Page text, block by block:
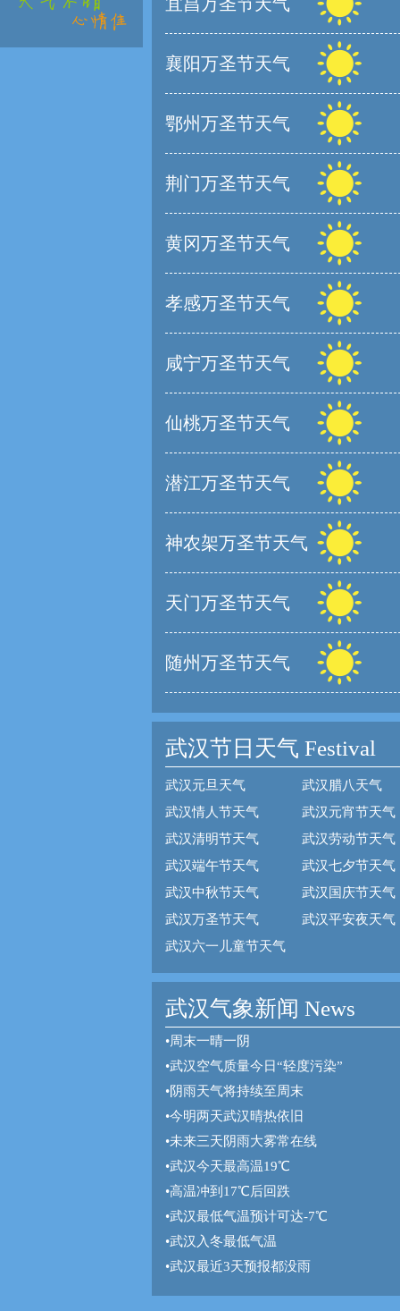
襄阳万圣节天气
鄂州万圣节天气
荆门万圣节天气
黄冈万圣节天气
孝感万圣节天气
咸宁万圣节天气
仙桃万圣节天气
潜江万圣节天气
神农架万圣节天气
天门万圣节天气
随州万圣节天气
武汉节日天气 Festival
武汉元旦天气
武汉腊八天气
武汉情人节天气
武汉元宵节天气
武汉清明节天气
武汉劳动节天气
武汉端午节天气
武汉七夕节天气
武汉中秋节天气
武汉国庆节天气
武汉万圣节天气
武汉平安夜天气
武汉六一儿童节天气
武汉气象新闻 News
•周末一晴一阴
•武汉空气质量今日“轻度污染”
•阴雨天气将持续至周末
•今明两天武汉晴热依旧
•未来三天阴雨大雾常在线
•武汉今天最高温19℃
•高温冲到17℃后回跌
•武汉最低气温预计可达-7℃
•武汉入冬最低气温
•武汉最近3天预报都没雨